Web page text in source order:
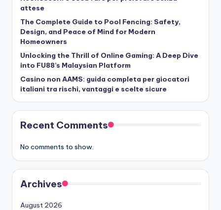
attese
The Complete Guide to Pool Fencing: Safety,
Design, and Peace of Mind for Modern
Homeowners
Unlocking the Thrill of Online Gaming: A Deep Dive
into FU88’s Malaysian Platform
Casino non AAMS: guida completa per giocatori
italiani tra rischi, vantaggi e scelte sicure
Recent Comments
No comments to show.
Archives
August 2026